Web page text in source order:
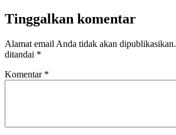
Tinggalkan komentar
Alamat email Anda tidak akan dipublikasikan.
ditandai *
Komentar *